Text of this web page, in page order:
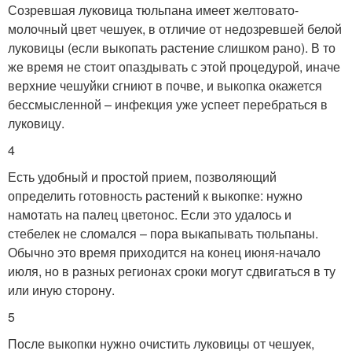
Созревшая луковица тюльпана имеет желтовато-
молочный цвет чешуек, в отличие от недозревшей белой
луковицы (если выкопать растение слишком рано). В то
же время не стоит опаздывать с этой процедурой, иначе
верхние чешуйки сгниют в почве, и выкопка окажется
бессмысленной – инфекция уже успеет перебраться в
луковицу.
4
Есть удобный и простой прием, позволяющий
определить готовность растений к выкопке: нужно
намотать на палец цветонос. Если это удалось и
стебелек не сломался – пора выкапывать тюльпаны.
Обычно это время приходится на конец июня-начало
июля, но в разных регионах сроки могут сдвигаться в ту
или иную сторону.
5
После выкопки нужно очистить луковицы от чешуек,